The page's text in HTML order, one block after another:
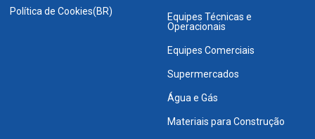
Política de Cookies(BR)
Equipes Técnicas e
Operacionais
Equipes Comerciais
Supermercados
Água e Gás
Materiais para Construção